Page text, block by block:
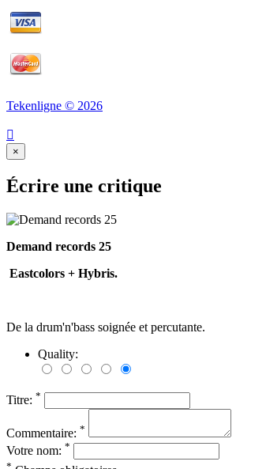
Tekenligne © 2026

×
Écrire une critique
Demand records 25
Eastcolors + Hybris.
De la drum'n'bass soignée et percutante.
Quality:
Titre: *
Commentaire: *
Votre nom: *
*